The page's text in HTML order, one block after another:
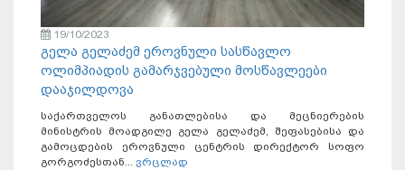
19/10/2023
გელა გელაძემ ეროვნული სასწავლო
ოლიმპიადის გამარჯვებული მოსწავლეები
დააჯილდოვა
საქართველოს განათლებისა და მეცნიერების
მინისტრის მოადგილე გელა გელაძემ, შეფასებისა და
გამოცდების ეროვნული ცენტრის დირექტორ სოფო
გორგოძესთან... ვრცლად